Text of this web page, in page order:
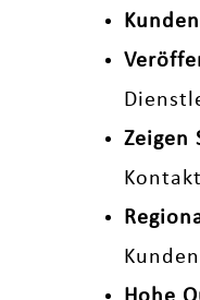
Zeigen